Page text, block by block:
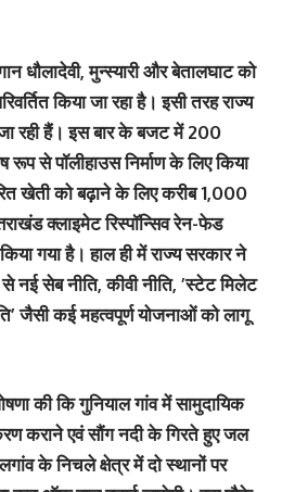
धौलादेवी, मुन्स्यारी और बेतालघाट को
किया जा रहा है। इसी तरह राज्य
रही हैं। इस बार के बजट में 200
रूप से पॉलीहाउस निर्माण के लिए किया
खेती को बढ़ाने के लिए करीब 1,000
क्लाइमेट रिस्पॉन्सिव रेन-फेड
गया है। हाल ही में राज्य सरकार ने
सेब नीति, कीवी नीति, ’स्टेट मिलेट
जैसी कई महत्वपूर्ण योजनाओं को लागू
की कि गुनियाल गांव में सामुदायिक
कराने एवं सौंग नदी के गिरते हुए जल
के निचले क्षेत्र में दो स्थानों पर